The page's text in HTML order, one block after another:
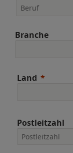
Branche
Land
Postleitzahl